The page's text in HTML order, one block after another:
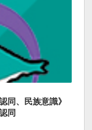
同、民族意識》
同